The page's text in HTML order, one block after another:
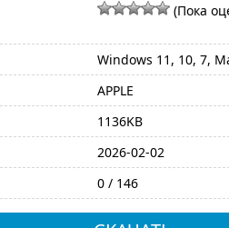
(Пока
Windows 11, 10, 7,
APPLE
1136KB
2026-02-02
0 / 146